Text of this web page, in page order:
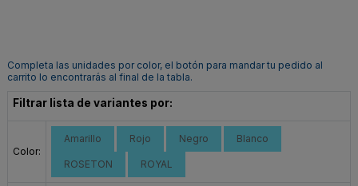
Completa las unidades por color, el botón para mandar tu pedido al
carrito lo encontrarás al final de la tabla.
Filtrar lista de variantes por:
Color:
Amarillo Rojo Negro Blanco
ROSETON ROYAL